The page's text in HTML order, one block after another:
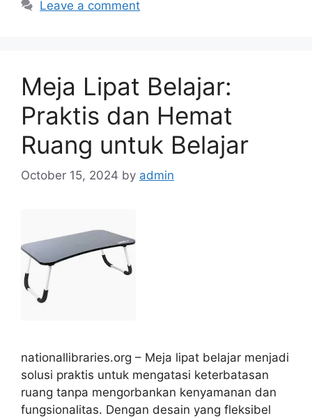
Leave a comment
Meja Lipat Belajar:
Praktis dan Hemat
Ruang untuk Belajar
October 15, 2024 by admin
nationallibraries.org – Meja lipat belajar menjadi
solusi praktis untuk mengatasi keterbatasan
ruang tanpa mengorbankan kenyamanan dan
fungsionalitas. Dengan desain yang fleksibel